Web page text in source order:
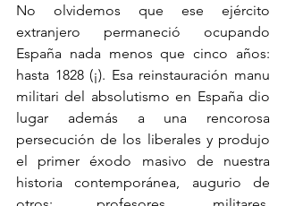
No olvidemos que ese ejército
extranjero permaneció ocupando
España nada menos que cinco años:
hasta 1828 (¡). Esa reinstauración manu
militari del absolutismo en España dio
lugar además a una rencorosa
persecución de los liberales y produjo
el primer éxodo masivo de nuestra
historia contemporánea, augurio de